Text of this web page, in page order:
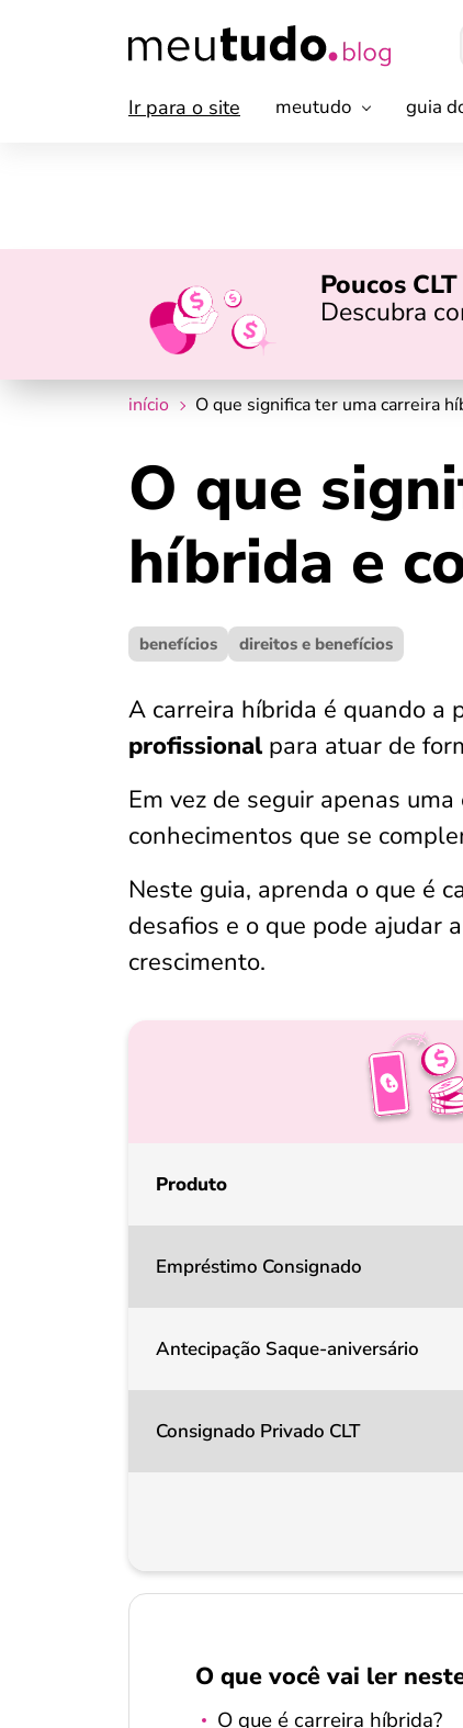
Ir para o site meutudo guia
Poucos
Descubra
início O que significa ter uma carreira
O que
híbrida e
benefícios direitos e benefícios
A carreira híbrida é quando a
profissional para atuar de
Em vez de seguir apenas
conhecimentos que se
Neste guia, aprenda o que é
desafios e o que pode ajudar
crescimento.
Produto
Empréstimo Consignado
Antecipação Saque-aniversário
Consignado Privado CLT
O que você vai ler
O que é carreira híbrida?